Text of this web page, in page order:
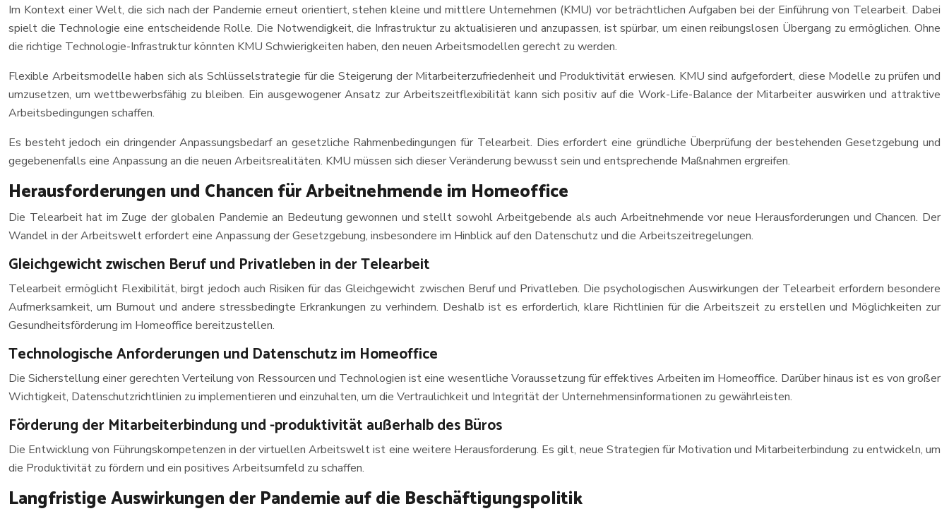
Im Kontext einer Welt, die sich nach der Pandemie erneut orientiert, stehen kleine und mittlere Unternehmen (KMU) vor beträchtlichen Aufgaben bei der Einführung von Telearbeit. Dabei
spielt die Technologie eine entscheidende Rolle. Die Notwendigkeit, die Infrastruktur zu aktualisieren und anzupassen, ist spürbar, um einen reibungslosen Übergang zu ermöglichen. Ohne
die richtige Technologie-Infrastruktur könnten KMU Schwierigkeiten haben, den neuen Arbeitsmodellen gerecht zu werden.
Flexible Arbeitsmodelle haben sich als Schlüsselstrategie für die Steigerung der Mitarbeiterzufriedenheit und Produktivität erwiesen. KMU sind aufgefordert, diese Modelle zu prüfen und
umzusetzen, um wettbewerbsfähig zu bleiben. Ein ausgewogener Ansatz zur Arbeitszeitflexibilität kann sich positiv auf die Work-Life-Balance der Mitarbeiter auswirken und attraktive
Arbeitsbedingungen schaffen.
Es besteht jedoch ein dringender Anpassungsbedarf an gesetzliche Rahmenbedingungen für Telearbeit. Dies erfordert eine gründliche Überprüfung der bestehenden Gesetzgebung und
gegebenenfalls eine Anpassung an die neuen Arbeitsrealitäten. KMU müssen sich dieser Veränderung bewusst sein und entsprechende Maßnahmen ergreifen.
Herausforderungen und Chancen für Arbeitnehmende im Homeoffice
Die Telearbeit hat im Zuge der globalen Pandemie an Bedeutung gewonnen und stellt sowohl Arbeitgebende als auch Arbeitnehmende vor neue Herausforderungen und Chancen. Der
Wandel in der Arbeitswelt erfordert eine Anpassung der Gesetzgebung, insbesondere im Hinblick auf den Datenschutz und die Arbeitszeitregelungen.
Gleichgewicht zwischen Beruf und Privatleben in der Telearbeit
Telearbeit ermöglicht Flexibilität, birgt jedoch auch Risiken für das Gleichgewicht zwischen Beruf und Privatleben. Die psychologischen Auswirkungen der Telearbeit erfordern besondere
Aufmerksamkeit, um Burnout und andere stressbedingte Erkrankungen zu verhindern. Deshalb ist es erforderlich, klare Richtlinien für die Arbeitszeit zu erstellen und Möglichkeiten zur
Gesundheitsförderung im Homeoffice bereitzustellen.
Technologische Anforderungen und Datenschutz im Homeoffice
Die Sicherstellung einer gerechten Verteilung von Ressourcen und Technologien ist eine wesentliche Voraussetzung für effektives Arbeiten im Homeoffice. Darüber hinaus ist es von großer
Wichtigkeit, Datenschutzrichtlinien zu implementieren und einzuhalten, um die Vertraulichkeit und Integrität der Unternehmensinformationen zu gewährleisten.
Förderung der Mitarbeiterbindung und -produktivität außerhalb des Büros
Die Entwicklung von Führungskompetenzen in der virtuellen Arbeitswelt ist eine weitere Herausforderung. Es gilt, neue Strategien für Motivation und Mitarbeiterbindung zu entwickeln, um
die Produktivität zu fördern und ein positives Arbeitsumfeld zu schaffen.
Langfristige Auswirkungen der Pandemie auf die Beschäftigungspolitik